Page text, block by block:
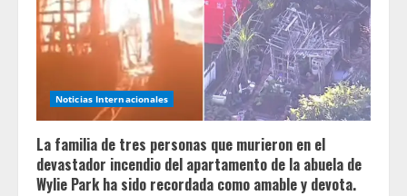
Noticias Internacionales
La familia de tres personas que murieron en el
devastador incendio del apartamento de la abuela de
Wylie Park ha sido recordada como amable y devota.